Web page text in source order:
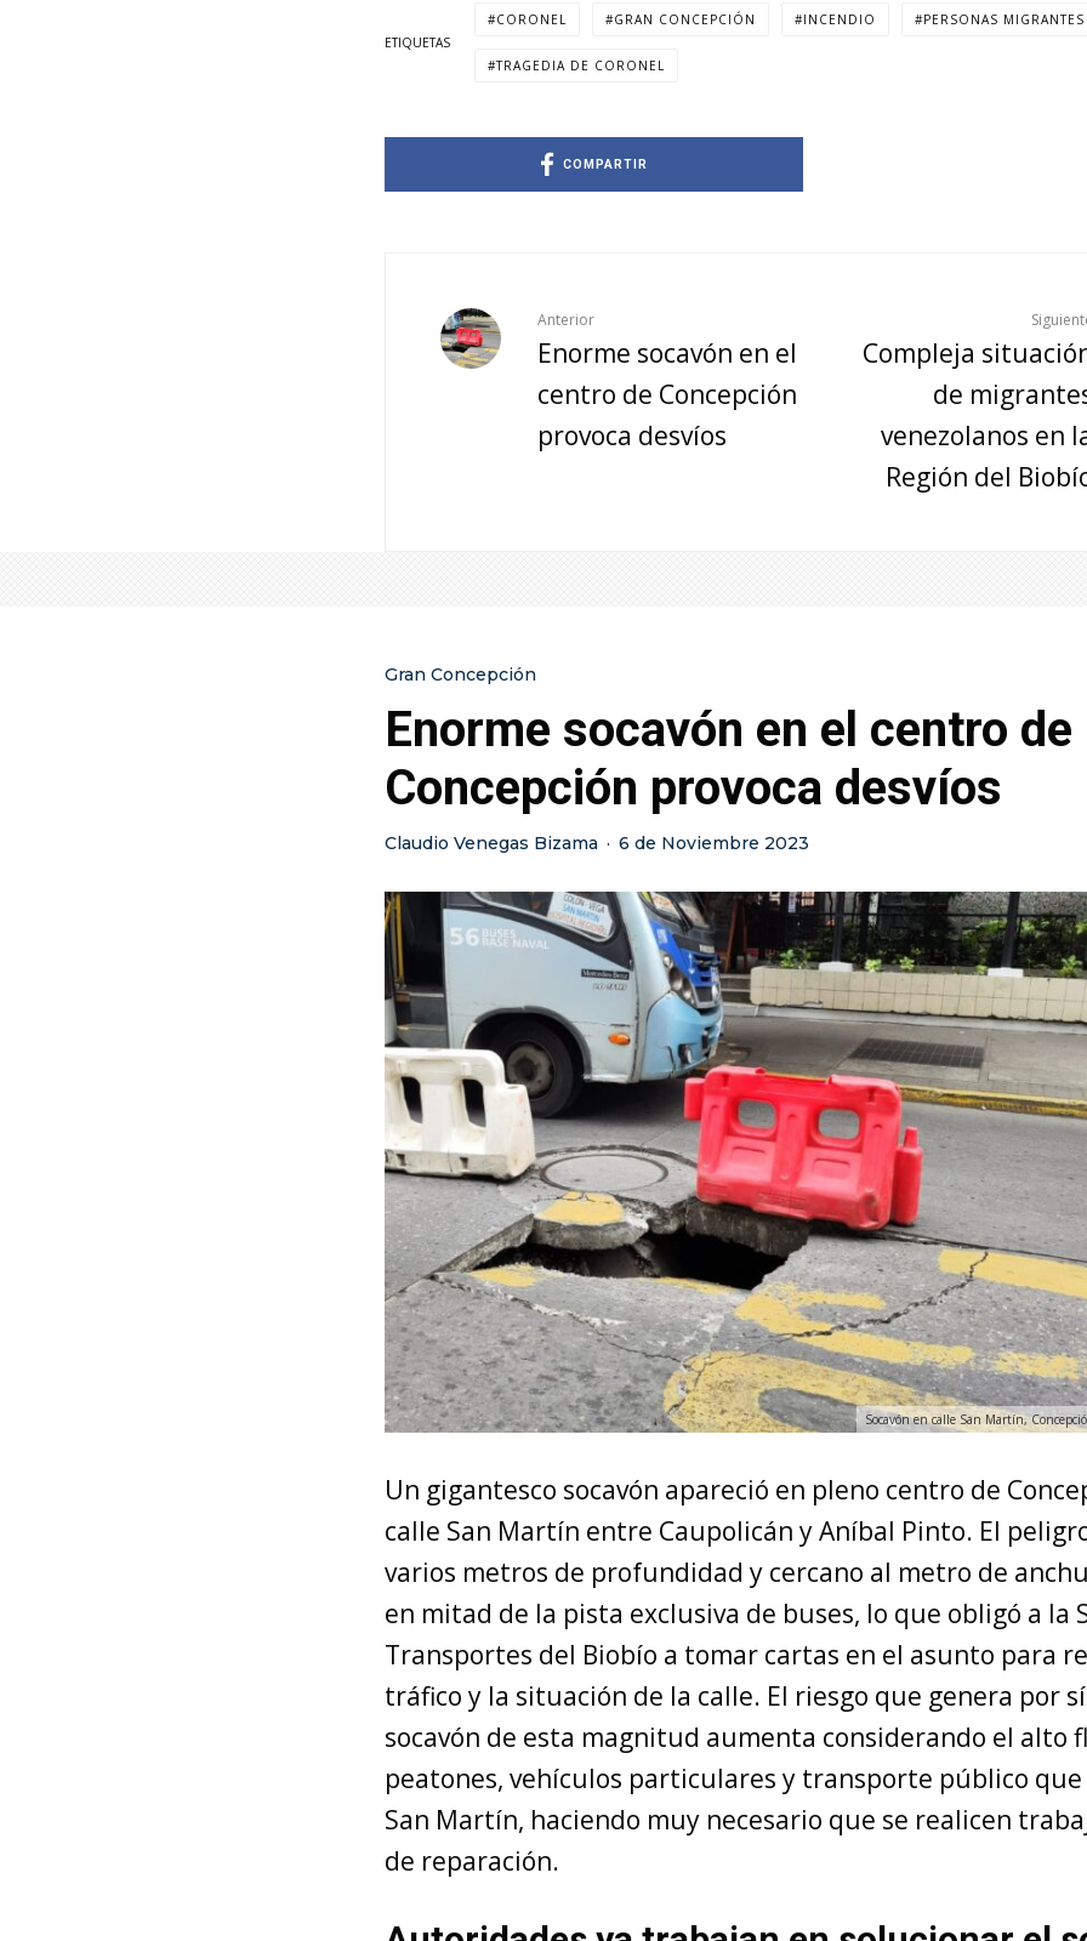
ETIQUETAS
CORONEL GRAN CONCEPCIÓN INCENDIO PERSONAS MIGRANTES
TRAGEDIA DE CORONEL
COMPARTIR
Anterior
Enorme socavón en el
centro de Concepción
provoca desvíos
Compleja
de
venezolanos en
Región del
Gran Concepción
Enorme socavón en el centro de
Concepción provoca desvíos
Claudio Venegas Bizama · 6 de Noviembre 2023
Socavón en calle San Martín,
Un gigantesco socavón apareció en pleno centro de
calle San Martín entre Caupolicán y Aníbal Pinto. El
varios metros de profundidad y cercano al metro de
en mitad de la pista exclusiva de buses, lo que obligó a la
Transportes del Biobío a tomar cartas en el asunto para
tráfico y la situación de la calle. El riesgo que genera por
socavón de esta magnitud aumenta considerando el alto
peatones, vehículos particulares y transporte público
San Martín, haciendo muy necesario que se realicen
de reparación.